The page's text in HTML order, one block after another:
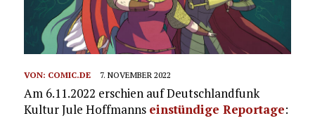
VON: COMIC.DE 7. NOVEMBER 2022
Am 6.11.2022 erschien auf Deutschlandfunk
Kultur Jule Hoffmanns einstündige Reportage: